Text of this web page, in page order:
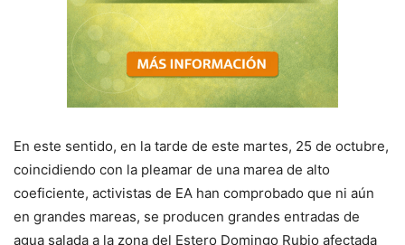
En este sentido, en la tarde de este martes, 25 de octubre,
coincidiendo con la pleamar de una marea de alto
coeficiente, activistas de EA han comprobado que ni aún
en grandes mareas, se producen grandes entradas de
agua salada a la zona del Estero Domingo Rubio afectada